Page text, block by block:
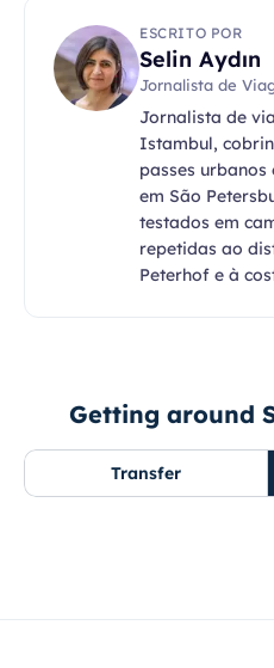
ESCRITO POR
Selin Aydın
Jornalista de
Jornalista de
Istambul,
passes
em São
testados em
repetidas ao
Peterhof e à
Getting around
Transfer